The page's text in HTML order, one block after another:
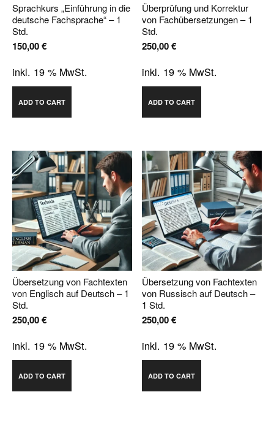
Sprachkurs „Einführung in die
deutsche Fachsprache“ – 1
Std.
150,00€
inkl. 19 % MwSt.
ADD TO CART
Überprüfung und Korrektur
von Fachübersetzungen – 1
Std.
250,00€
inkl. 19 % MwSt.
ADD TO CART
Übersetzung von Fachtexten
von Englisch auf Deutsch – 1
Std.
250,00€
inkl. 19 % MwSt.
ADD TO CART
Übersetzung von Fachtexten
von Russisch auf Deutsch –
1 Std.
250,00€
inkl. 19 % MwSt.
ADD TO CART